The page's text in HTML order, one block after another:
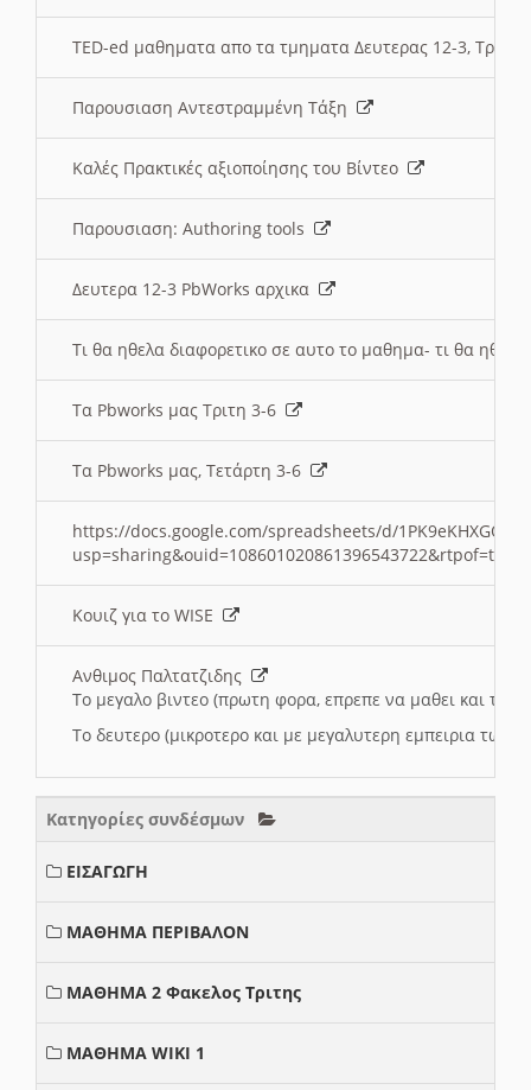
TED-ed μαθηματα απο τα τμηματα Δευτερας 12-3,
Παρουσιαση Αντεστραμμένη Τάξη
Καλές Πρακτικές αξιοποίησης του Βίντεο
Παρουσιαση: Authoring tools
Δευτερα 12-3 PbWorks αρχικα
Τι θα ηθελα διαφορετικο σε αυτο το μαθημα- τι θα
Τα Pbworks μας Τριτη 3-6
Τα Pbworks μας, Τετάρτη 3-6
https://docs.google.com/spreadsheets/d/
Κουιζ για το WISE
Ανθιμος Παλτατζιδης
Το μεγαλο βιντεο (πρωτη φορα, επρεπε να μαθει και το
Το δευτερο (μικροτερο και με μεγαλυτερη εμπειρια
Κατηγορίες συνδέσμων
ΕΙΣΑΓΩΓΗ
ΜΑΘΗΜΑ ΠΕΡΙΒΑΛΟΝ
ΜΑΘΗΜΑ 2 Φακελος Τριτης
ΜΑΘΗΜΑ WIKI 1